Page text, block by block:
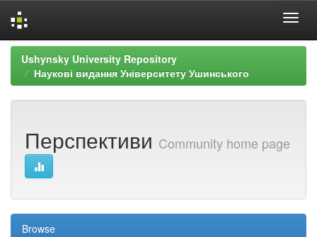
Skip
navigation
Ushynsky University Repository
Наукові видання Університету Ушинського
Перспективи Community home page
Browse